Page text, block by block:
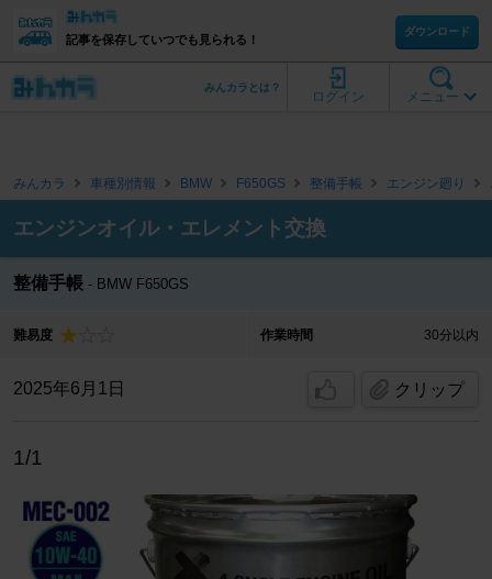
記事を保存していつでも見られる！
ダウンロード
メニュー
ログイン
みんカラとは？
みんカラ 車種別情報 BMW F650GS 整備手帳 エンジン廻り
エンジンオイル・エレメント交換
整備手帳 BMW F650GS
難易度 作業時間 30分以内
2025年6月1日 クリップ
1/1